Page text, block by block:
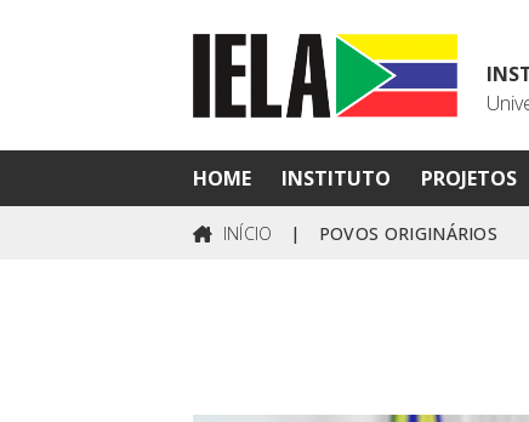
HOME INSTITUTO PROJETOS
INÍCIO | POVOS ORIGINÁRIOS